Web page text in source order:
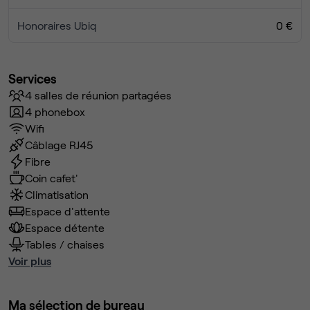
évènements, …)
taches au déjeuner
Honoraires Ubiq 0 €
Services
4 salles de réunion partagées
4 phonebox
Wifi
Câblage RJ45
Fibre
Coin cafet'
Climatisation
Espace d'attente
Espace détente
Tables / chaises
Voir plus
Ma sélection de bureau